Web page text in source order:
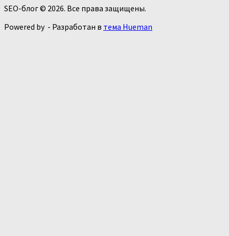
SEO-блог © 2026. Все права защищены.
Powered by - Разработан в тема Hueman